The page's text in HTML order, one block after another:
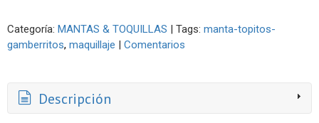
Categoría: MANTAS & TOQUILLAS | Tags: manta-topitos-
gamberritos maquillaje | Comentarios
Descripción